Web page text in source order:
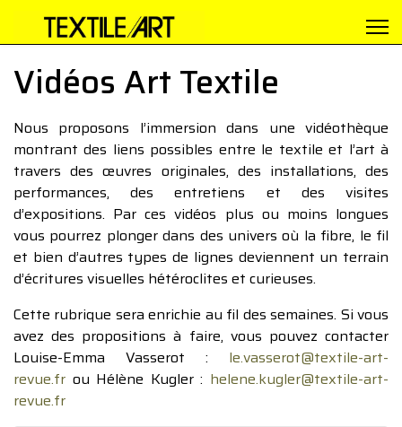
Vidéos Art Textile
Nous proposons l’immersion dans une vidéothèque
montrant des liens possibles entre le textile et l’art à
travers des œuvres originales, des installations, des
performances, des entretiens et des visites
d’expositions. Par ces vidéos plus ou moins longues
vous pourrez plonger dans des univers où la fibre, le fil
et bien d’autres types de lignes deviennent un terrain
d’écritures visuelles hétéroclites et curieuses.
Cette rubrique sera enrichie au fil des semaines. Si vous
avez des propositions à faire, vous pouvez contacter
Louise-Emma Vasserot : le.vasserot@textile-art-
revue.fr ou Hélène Kugler : helene.kugler@textile-art-
revue.fr